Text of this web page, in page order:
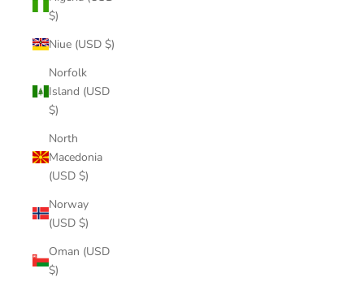
$)
Niue (USD $)
Norfolk
Island (USD
$)
North
Macedonia
(USD $)
Norway
(USD $)
Oman (USD
$)